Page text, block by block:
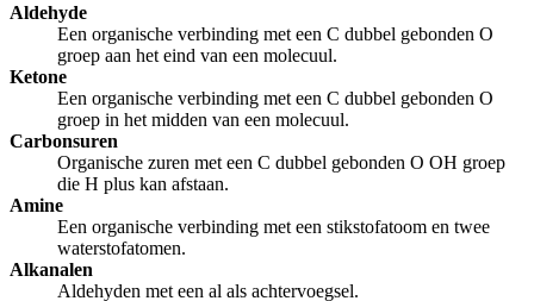
Aldehyde
Een organische verbinding met een C dubbel gebonden O
groep aan het eind van een molecuul.
Ketone
Een organische verbinding met een C dubbel gebonden O
groep in het midden van een molecuul.
Carbonsuren
Organische zuren met een C dubbel gebonden O OH groep
die H plus kan afstaan.
Amine
Een organische verbinding met een stikstofatoom en twee
waterstofatomen.
Alkanalen
Aldehyden met een al als achtervoegsel.